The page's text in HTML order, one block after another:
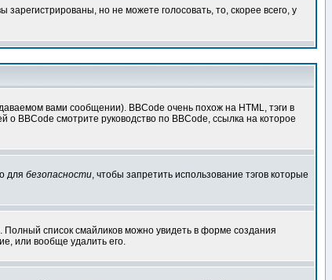
но не можете голосовать, то, скорее всего, у
вами сообщении). BBCode очень похож на HTML, тэги в
BBCode смотрите руководство по BBCode, ссылка на которое
для безопасности, чтобы запретить использование тэгов которые
Полный список смайликов можно увидеть в форме создания
или вообще удалить его.